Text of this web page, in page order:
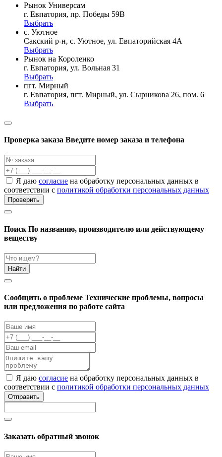
Рынок Универсам
г. Евпатория, пр. Победы 59В
Выбрать
с. Уютное
Сакский р-н, с. Уютное, ул. Евпаторийская 4А
Выбрать
Рынок на Короленко
г. Евпатория, ул. Вольная 31
Выбрать
пгт. Мирный
г. Евпатория, пгт. Мирный, ул. Сырникова 26, пом. 6
Выбрать
Проверка заказа Введите номер заказа и телефона
Я даю согласие на обработку персональных данных в
соответствии с политикой обработки персональных данных
Проверить
Поиск По названию, производителю или действующему
веществу
Найти
Cообщить о проблеме Технические проблемы, вопросы
или предложения по работе сайта
Я даю согласие на обработку персональных данных в
соответствии с политикой обработки персональных данных
Отправить
Заказать обратный звонок